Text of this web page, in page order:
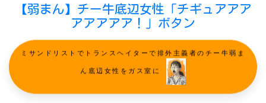
【弱まん】チー牛底辺女性「チギュアアア
アアアアア！」ボタン
ミサンドリストでトランスヘイターで排外主義者のチー牛弱ま
ん底辺女性をガス室に